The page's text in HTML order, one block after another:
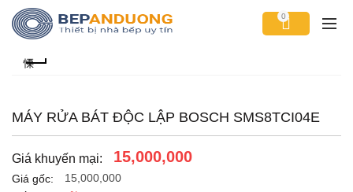
0
MÁY RỬA BÁT ĐỘC LẬP BOSCH SMS8TCI04E
Giá khuyến mại: 15,000,000
Giá gốc:
15,000,000